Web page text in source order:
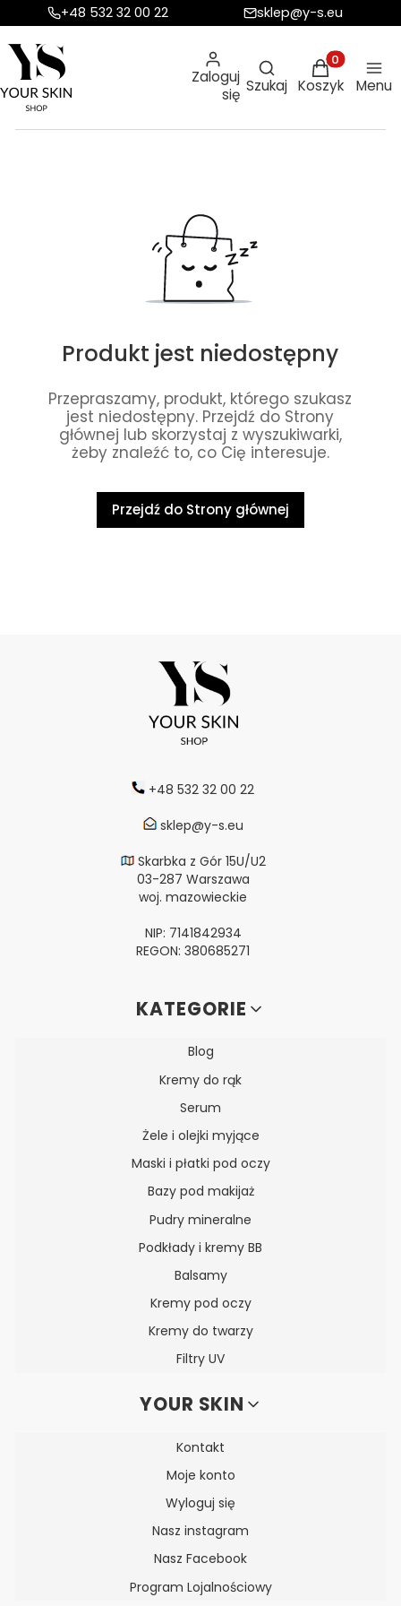
+48 532 32 00 22 sklep@y-s.eu
Zaloguj
się
Otwórz
Szukaj
Produkty w
Koszyk Menu
Produkt jest niedostępny
Przepraszamy, produkt, którego szukasz
jest niedostępny. Przejdź do Strony
głównej lub skorzystaj z wyszukiwarki,
żeby znaleźć to, co Cię interesuje.
Przejdź do Strony głównej
+48 532 32 00 22
sklep@y-s.eu
Skarbka z Gór 15U/U2
03-287 Warszawa
woj. mazowieckie
NIP: 7141842934
REGON: 380685271
Linki w stopceKATEGORIE
Blog
Kremy do rąk
Serum
Żele i olejki myjące
Maski i płatki pod oczy
Bazy pod makijaż
Pudry mineralne
Podkłady i kremy BB
Balsamy
Kremy pod oczy
Kremy do twarzy
Filtry UV
YOUR SKIN
Kontakt
Moje konto
Wyloguj się
Nasz instagram
Nasz Facebook
Program Lojalnościowy